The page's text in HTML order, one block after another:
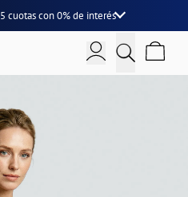
5 cuotascon0% de interés